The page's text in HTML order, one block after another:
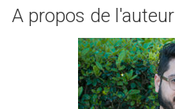
A propos de l'auteur